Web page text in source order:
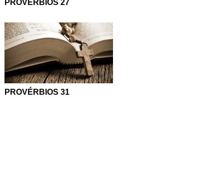
PROVÉRBIOS 27
PROVÉRBIOS 31